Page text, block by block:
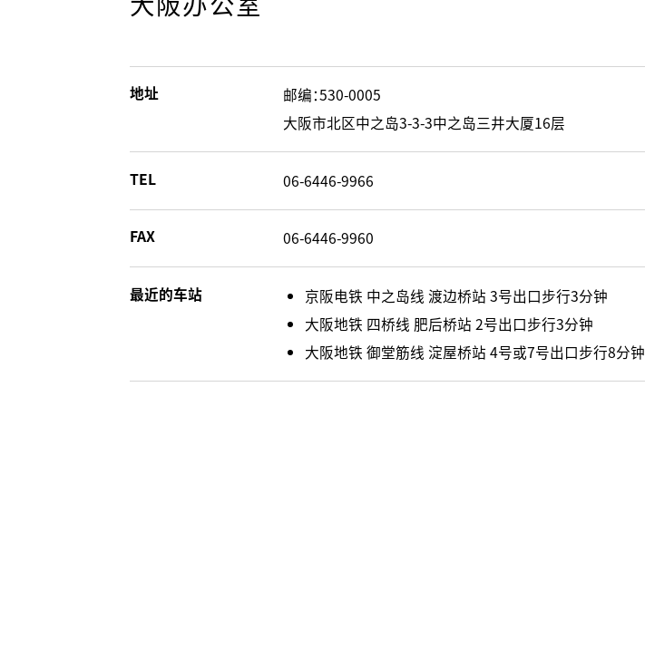
地址
邮编：530-0005
大阪市北区中之岛3-3-3中之岛三井大厦16层
TEL 06-6446-9966
FAX 06-6446-9960
最近的车站
京阪电铁 中之岛线 渡边桥站 3号出口步行3分钟
大阪地铁 四桥线 肥后桥站 2号出口步行3分钟
大阪地铁 御堂筋线 淀屋桥站 4号或7号出口步行8分钟